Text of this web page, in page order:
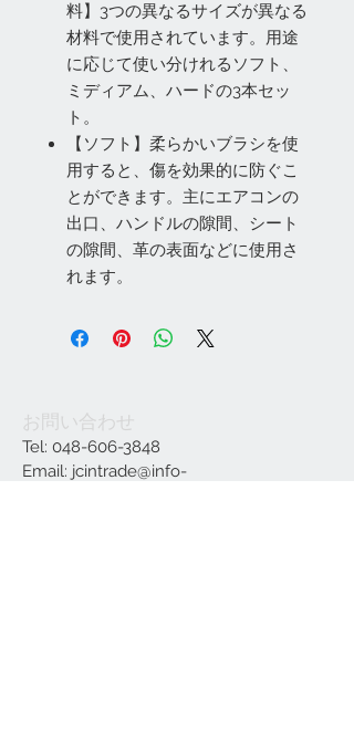
料】3つの異なるサイズが異なる
材料で使用されています。用途
に応じて使い分けれるソフト、
ミディアム、ハードの3本セッ
ト。
【ソフト】柔らかいブラシを使
用すると、傷を効果的に防ぐこ
とができます。主にエアコンの
出口、ハンドルの隙間、シート
の隙間、革の表面などに使用さ
れます。
お問い合わせ
Tel: 048-606-3848
Email: jcintrade@info-